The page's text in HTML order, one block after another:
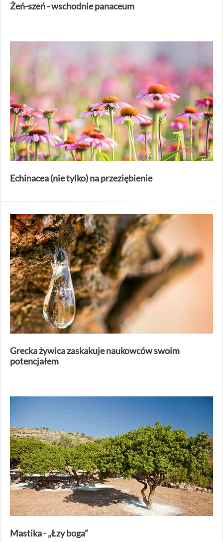
Żeń-szeń - wschodnie panaceum
Echinacea (nie tylko) na przeziębienie
Grecka żywica zaskakuje naukowców swoim
potencjałem
Mastika - „Łzy boga”